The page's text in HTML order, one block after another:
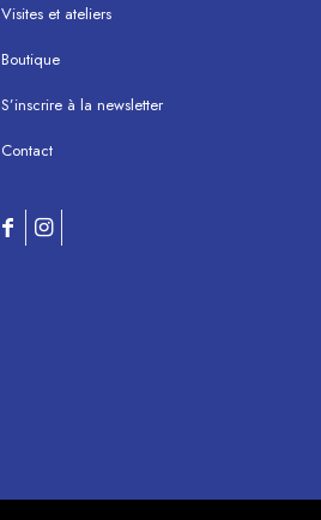
Visites et ateliers
Boutique
S’inscrire à la newsletter
Contact